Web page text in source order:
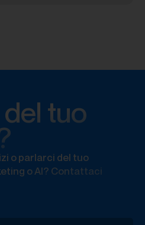
tuo
o parlarci del tuo
o AI? Contattaci